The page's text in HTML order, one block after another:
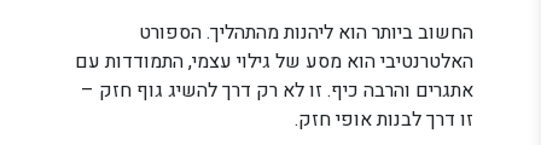
החשוב ביותר הוא ליהנות מהתהליך. הספורט
האלטרנטיבי הוא מסע של גילוי עצמי, התמודדות עם
אתגרים והרבה כיף. זו לא רק דרך להשיג גוף חזק –
זו דרך לבנות אופי חזק.